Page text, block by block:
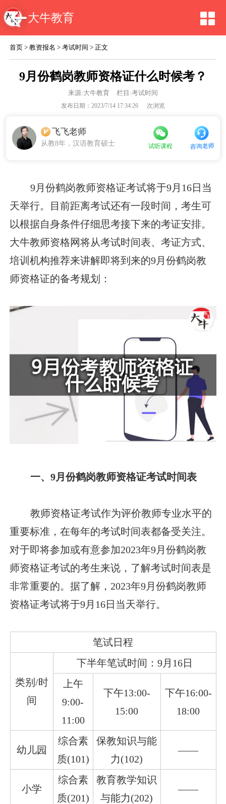
大牛教育
首页 >教资报名 >考试时间 > 正文
9月份鹤岗教师资格证什么时候考？
来源:大牛教育 栏目:考试时间
发布日期：2023/7/14 17:34:26 次浏览
飞飞老师
从教8年，汉语教育硕士 试听课程 咨询老师
9月份鹤岗教师资格证考试将于9月16日当
天举行。目前距离考试还有一段时间，考生可
以根据自身条件仔细思考接下来的考证安排。
大牛教师资格网将从考试时间表、考证方式、
培训机构推荐来讲解即将到来的9月份鹤岗教
师资格证的备考规划：
一、9月份鹤岗教师资格证考试时间表
教师资格证考试作为评价教师专业水平的
重要标准，在每年的考试时间表都备受关注。
对于即将参加或有意参加2023年9月份鹤岗教
师资格证考试的考生来说，了解考试时间表是
非常重要的。据了解，2023年9月份鹤岗教师
资格证考试将于9月16日当天举行。
笔试日程
类别/时
间
下半年笔试时间：9月16日
上午
9:00-
11:00
下午13:00-
15:00
下午16:00-
18:00
幼儿园
综合素
质(101)
保教知识与能
力(102)
——
小学
综合素
质(201)
教育教学知识
与能力(202)
——